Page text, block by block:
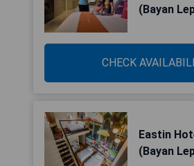
(Bayan
CHECK
Eastin
(Bayan